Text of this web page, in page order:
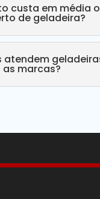
custa em média o
de geladeira?
atendem
marcas?